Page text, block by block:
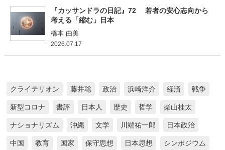
『カッサンドラの日記』72 若者の安心志向から
考える「縮む」日本
橋本 由美
2026.07.17
クライテリオン 藤井聡 政治 浜崎洋介 経済 戦争
新型コロナ 書評 日本人 歴史 哲学 柴山桂太
ナショナリズム 沖縄 文学 川端祐一郎 日本政治
中国 教育 国家 保守思想 日本思想 シンポジウム